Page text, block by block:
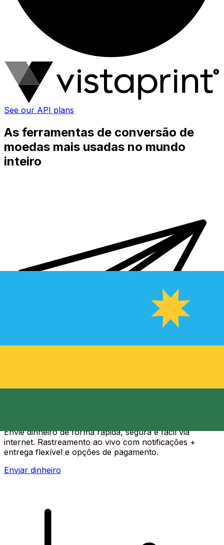
See our API plans
As ferramentas de conversão de
moedas mais usadas no mundo
inteiro
Envie dinheiro de forma rápida, segura e fácil via
internet. Rastreamento ao vivo com notificações +
entrega flexível e opções de pagamento.
Enviar dinheiro